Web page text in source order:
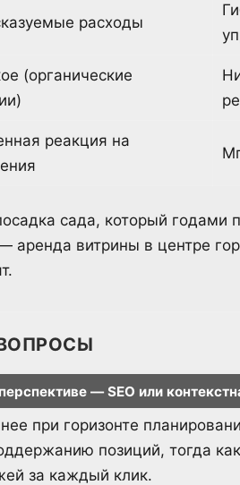
расходы
(органические
реакция на
сада, который годами
аренда витрины в центре
— SEO или
при горизонте
позиций, тогда
за каждый клик.